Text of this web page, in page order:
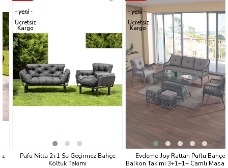
Pafu Nitta 2+1 Su Geçirmez Bahçe
Koltuk Takımı
yeni
ürün
Ücretsiz
Kargo
Evdemo Joy Rattan Puflu Bahçe
Balkon Takımı 3+1+1+ Camlı Masa Gri
yeni
ürün
Ücretsiz
Kargo